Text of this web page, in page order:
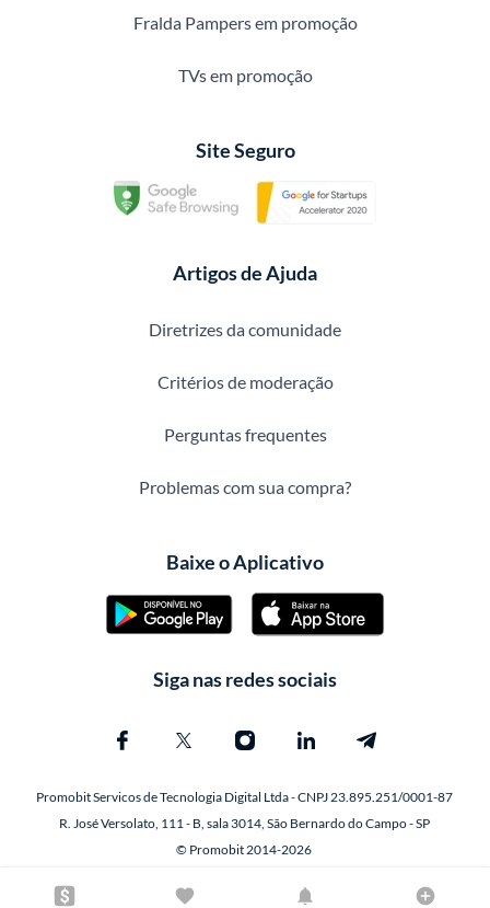
Fralda Pampers em promoção
TVs em promoção
Site Seguro
Artigos de Ajuda
Diretrizes da comunidade
Critérios de moderação
Perguntas frequentes
Problemas com sua compra?
Baixe o Aplicativo
Siga nas redes sociais
Promobit Servicos de Tecnologia Digital Ltda - CNPJ 23.895.251/0001-87
R. José Versolato, 111 - B, sala 3014, São Bernardo do Campo - SP
© Promobit 2014-2026